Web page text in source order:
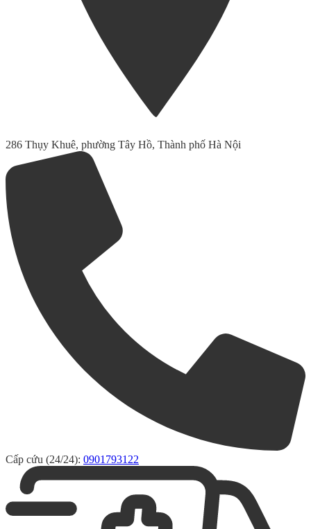
286 Thụy Khuê, phường Tây Hồ, Thành phố Hà Nội
Cấp cứu (24/24): 0901793122